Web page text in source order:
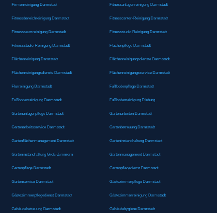
Firmenreinigung Darmstadt Fitnessanlagenreinigung Darmstadt
Fitnessbereichreinigung Darmstadt Fitnesscenter-Reinigung Darmstadt
Fitnessraumreinigung Darmstadt Fitnessstudio Reinigung Darmstadt
Fitnessstudio-Reinigung Darmstadt Flächenpflege Darmstadt
Flächenreinigung Darmstadt Flächenreinigungsdienste Darmstadt
Flächenreinigungsdienste Darmstadt Flächenreinigungsservice Darmstadt
Flurreinigung Darmstadt Fußbodenpflege Darmstadt
Fußbodenreinigung Darmstadt Fußbodenreinigung Dieburg
Gartenanlagenpflege Darmstadt Gartenarbeiten Darmstadt
Gartenarbeitsservice Darmstadt Gartenbetreuung Darmstadt
Gartenflächenmanagement Darmstadt Garteninstandhaltung Darmstadt
Garteninstandhaltung Groß-Zimmern Gartenmanagement Darmstadt
Gartenpflege Darmstadt Gartenpflegedienst Darmstadt
Gartenservice Darmstadt Gästezimmerpflege Darmstadt
Gästezimmerpflegedienst Darmstadt Gästezimmerreinigung Darmstadt
Gebäudebetreuung Darmstadt Gebäudehygiene Darmstadt